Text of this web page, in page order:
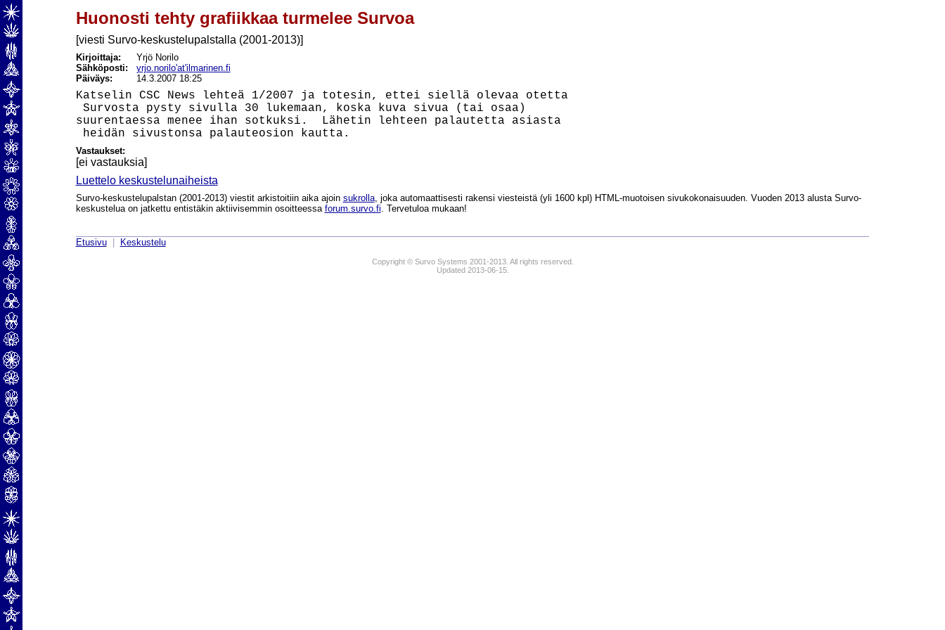
Huonosti tehty grafiikkaa turmelee Survoa
[viesti Survo-keskustelupalstalla (2001-2013)]
Kirjoittaja:
Yrjö Norilo
Sähköposti: yrjo.norilo'at'ilmarinen.fi
Päiväys:
14.3.2007 18:25
Katselin CSC News lehteä 1/2007 ja totesin, ettei siellä olevaa otetta
Survosta pysty sivulla 30 lukemaan, koska kuva sivua (tai osaa)
suurentaessa menee ihan sotkuksi.  Lähetin lehteen palautetta asiasta
Vastaukset:
[ei vastauksia]
Luettelo keskustelunaiheista
Survo-keskustelupalstan (2001-2013) viestit arkistoitiin aika ajoin sukrolla, joka automaattisesti rakensi viesteistä (yli 1600 kpl) HTML-muotoisen sivukokonaisuuden. Vuoden 2013 alusta Survo-
keskustelua on jatkettu entistäkin aktiivisemmin osoitteessa forum.survo.fi. Tervetuloa mukaan!
Etusivu| Keskustelu
Copyright © Survo Systems 2001-2013. All rights reserved.
Updated 2013-06-15.